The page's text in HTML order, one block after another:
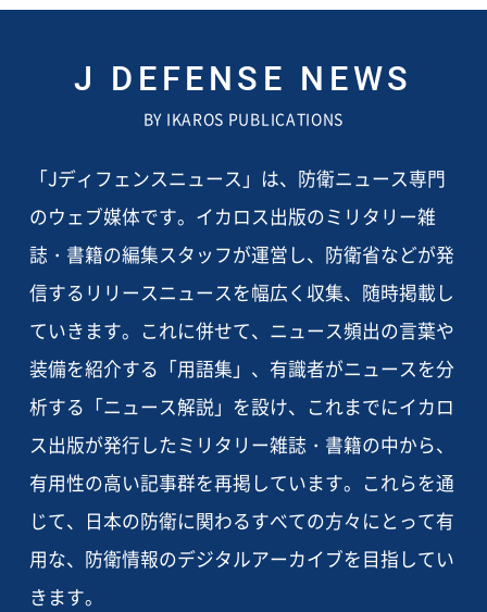
J DEFENSE NEWS
BY IKAROS PUBLICATIONS
「Jディフェンスニュース」は、防衛ニュース専門
のウェブ媒体です。イカロス出版のミリタリー雑
誌・書籍の編集スタッフが運営し、防衛省などが発
信するリリースニュースを幅広く収集、随時掲載し
ていきます。これに併せて、ニュース頻出の言葉や
装備を紹介する「用語集」、有識者がニュースを分
析する「ニュース解説」を設け、これまでにイカロ
ス出版が発行したミリタリー雑誌・書籍の中から、
有用性の高い記事群を再掲しています。これらを通
じて、日本の防衛に関わるすべての方々にとって有
用な、防衛情報のデジタルアーカイブを目指してい
きます。